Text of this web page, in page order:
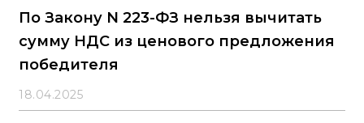
По Закону N 223-ФЗ нельзя вычитать
сумму НДС из ценового предложения
победителя
18.04.2025